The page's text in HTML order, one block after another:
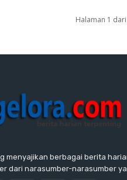
Halaman 1
menyajikan berbagai berita
dari narasumber-narasumber